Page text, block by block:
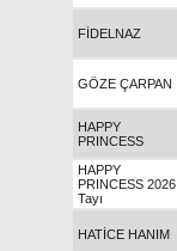
FİDELNAZ
GÖZE ÇARPAN
HAPPY
PRINCESS
HAPPY
PRINCESS 2026
Tayı
HATİCE HANIM